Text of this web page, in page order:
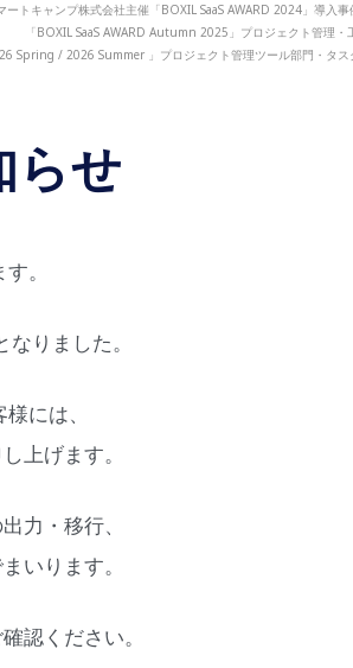
ートキャンプ株式会社主催「BOXIL SaaS AWARD 2024」導入
「BOXIL SaaS AWARD Autumn 2025」プロジェクト管理
Spring / 2026 Summer 」プロジェクト管理ツール部門・タス
らせ
。
りました。
には、
上げます。
力・移行、
いります。
認ください。